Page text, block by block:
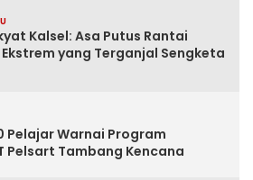
Kalsel: Asa Putus Rantai
yang Terganjal Sengketa
Pelajar Warnai Program
Pelsart Tambang Kencana